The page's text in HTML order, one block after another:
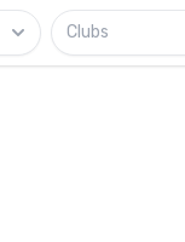
Clubs